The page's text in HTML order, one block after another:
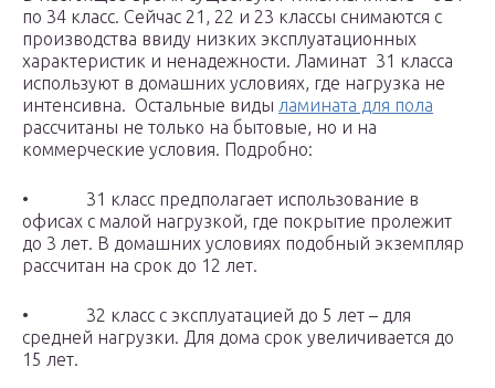
по 34 класс. Сейчас 21, 22 и 23 классы снимаются с
производства ввиду низких эксплуатационных
характеристик и ненадежности. Ламинат 31 класса
используют в домашних условиях, где нагрузка не
интенсивна. Остальные виды ламината для пола
рассчитаны не только на бытовые, но и на
коммерческие условия. Подробно:
• 31 класс предполагает использование в
офисах с малой нагрузкой, где покрытие пролежит
до 3 лет. В домашних условиях подобный экземпляр
рассчитан на срок до 12 лет.
• 32 класс с эксплуатацией до 5 лет – для
средней нагрузки. Для дома срок увеличивается до
15 лет.